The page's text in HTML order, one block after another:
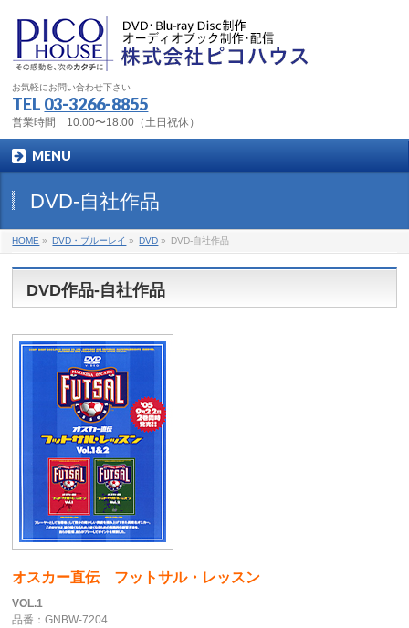
お気軽にお問い合わせ下さい
TEL 03-3266-8855
営業時間 10:00〜18:00（土日祝休）
MENU
DVD-自社作品
HOME » DVD・ブルーレイ » DVD » DVD-自社作品
DVD作品-自社作品
オスカー直伝 フットサル・レッスン
VOL.1
品番：GNBW-7204